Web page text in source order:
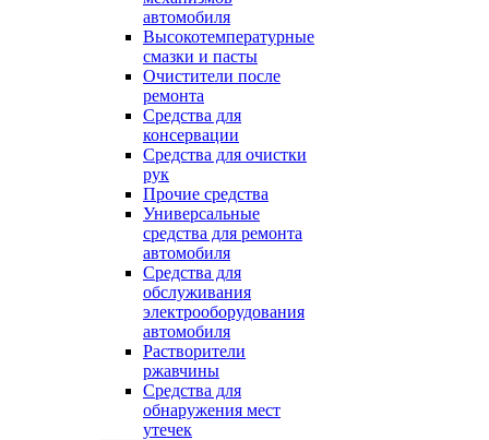
автомобиля
Высокотемпературные
смазки и пасты
Очистители после
ремонта
Средства для
консервации
Средства для очистки
рук
Прочие средства
Универсальные
средства для ремонта
автомобиля
Средства для
обслуживания
электрооборудования
автомобиля
Растворители
ржавчины
Средства для
обнаружения мест
утечек